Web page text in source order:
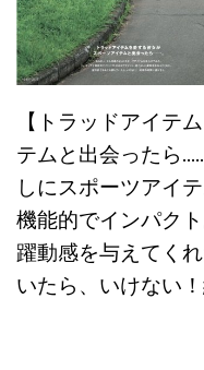
【トラッドアイテ
テムと出会ったら
しにスポーツアイ
機能的でインパク
躍動感を与えてく
いたら、いけない